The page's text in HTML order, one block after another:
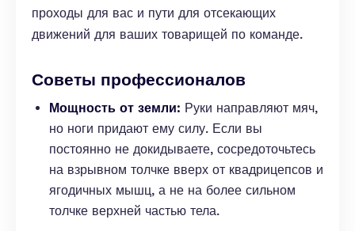
проходы для вас и пути для отсекающих
движений для ваших товарищей по команде.
Советы профессионалов
Мощность от земли: Руки направляют мяч,
но ноги придают ему силу. Если вы
постоянно не докидываете, сосредоточьтесь
на взрывном толчке вверх от квадрицепсов и
ягодичных мышц, а не на более сильном
толчке верхней частью тела.